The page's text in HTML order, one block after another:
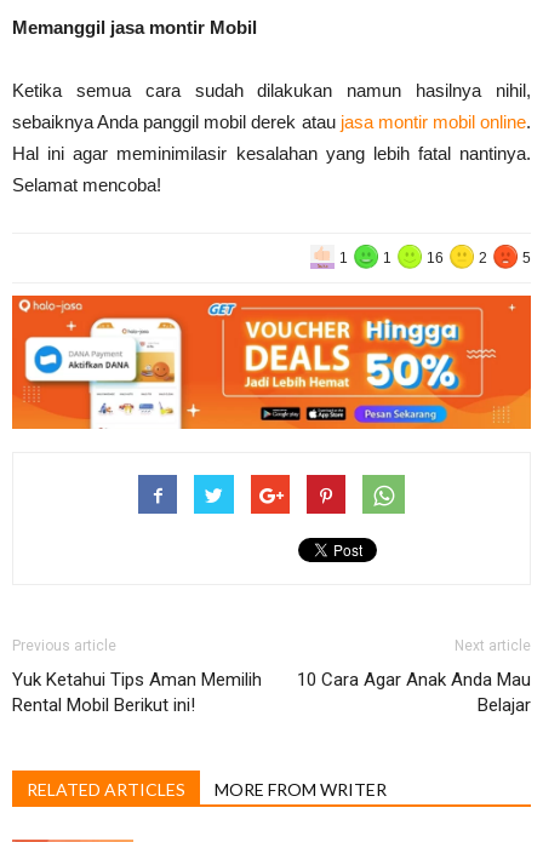
Memanggil jasa montir Mobil
Ketika semua cara sudah dilakukan namun hasilnya nihil,
sebaiknya Anda panggil mobil derek atau jasa montir mobil online.
Hal ini agar meminimilasir kesalahan yang lebih fatal nantinya.
Selamat mencoba!
1 1 16 2 5
Previous article
Yuk Ketahui Tips Aman Memilih
Rental Mobil Berikut ini!
Next article
10 Cara Agar Anak Anda Mau
Belajar
RELATED ARTICLES MORE FROM WRITER